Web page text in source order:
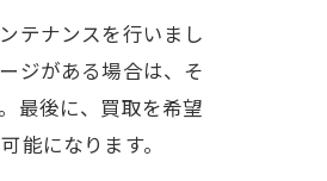
テナンスを行いまし
ジがある場合は、そ
最後に、買取を希望
能になります。